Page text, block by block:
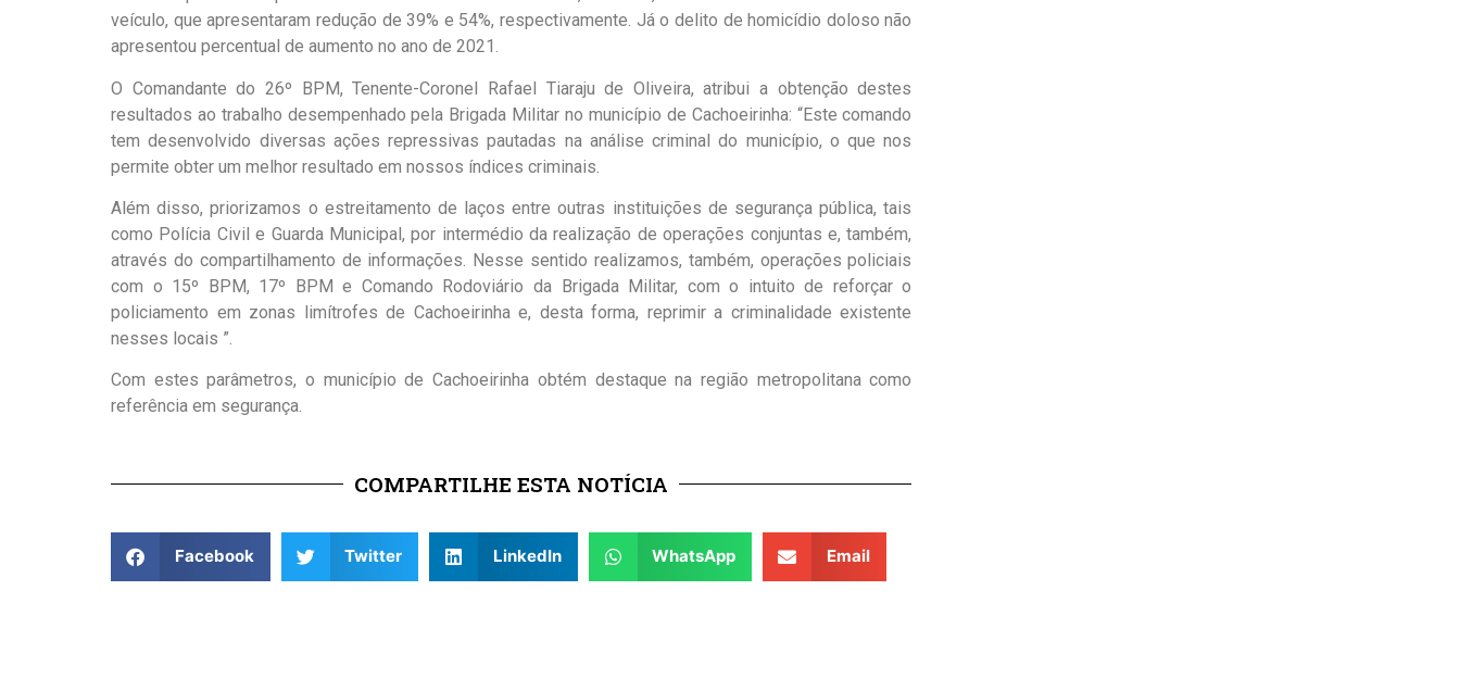
veículo, que apresentaram redução de 39% e 54%, respectivamente. Já o delito de homicídio doloso não
apresentou percentual de aumento no ano de 2021.
O Comandante do 26º BPM, Tenente-Coronel Rafael Tiaraju de Oliveira, atribui a obtenção destes
resultados ao trabalho desempenhado pela Brigada Militar no município de Cachoeirinha: “Este comando
tem desenvolvido diversas ações repressivas pautadas na análise criminal do município, o que nos
permite obter um melhor resultado em nossos índices criminais.
Além disso, priorizamos o estreitamento de laços entre outras instituições de segurança pública, tais
como Polícia Civil e Guarda Municipal, por intermédio da realização de operações conjuntas e, também,
através do compartilhamento de informações. Nesse sentido realizamos, também, operações policiais
com o 15º BPM, 17º BPM e Comando Rodoviário da Brigada Militar, com o intuito de reforçar o
policiamento em zonas limítrofes de Cachoeirinha e, desta forma, reprimir a criminalidade existente
nesses locais ”.
Com estes parâmetros, o município de Cachoeirinha obtém destaque na região metropolitana como
referência em segurança.
COMPARTILHE ESTA NOTÍCIA
Facebook Twitter LinkedIn WhatsApp Email